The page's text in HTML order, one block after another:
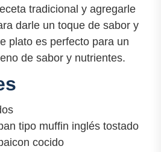
tradicional y agregarle
darle un toque de sabor y
plato es perfecto para un
de sabor y nutrientes.
tipo muffin inglés tostado
cocido